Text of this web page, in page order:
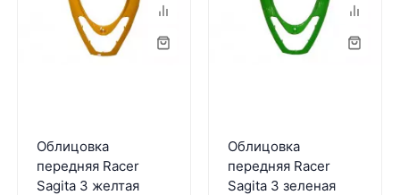
Облицовка
передняя Racer
Sagita 3 желтая
Облицовка
передняя Racer
Sagita 3 зеленая